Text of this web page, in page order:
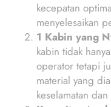
kecepatan
menyelesaikan
1 Kabin yang
kabin tidak
operator tetapi
material yang
keselamatan